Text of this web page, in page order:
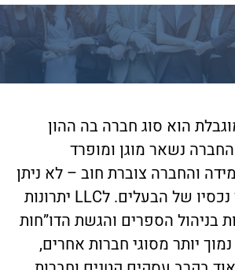
הוא סוג חברה בה ההון
נשאר מוגן ומופרד
והחברה צוברת חוב – לא ניתן
לגבות אותו מתוך נכסיו של הבעלים. לLLC יתרונות
בניהול הספרים והגשת הדו”חות
יותר מסוגי חברות אחרים,